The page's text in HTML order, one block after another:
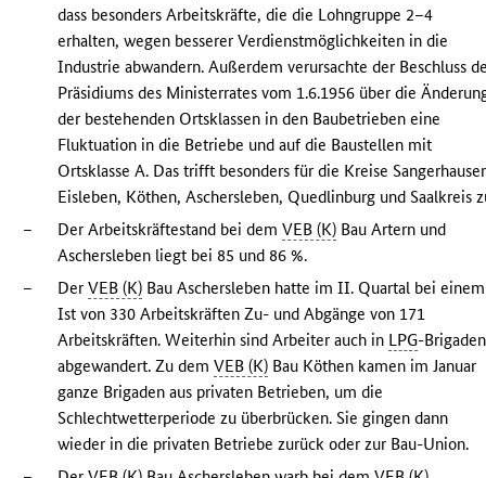
dass besonders Arbeitskräfte, die die Lohngruppe 2–4
erhalten, wegen besserer Verdienstmöglichkeiten in die
Industrie abwandern. Außerdem verursachte der Beschluss
Präsidiums des Ministerrates vom 1.6.1956 über die
der bestehenden Ortsklassen in den Baubetrieben eine
Fluktuation in die Betriebe und auf die Baustellen mit
Ortsklasse A. Das trifft besonders für die Kreise
Eisleben, Köthen, Aschersleben, Quedlinburg und Saalkreis
–
Der Arbeitskräftestand bei demVEB (K) Bau Artern und
Aschersleben liegt bei 85 und 86 %.
–
DerVEB (K) Bau Aschersleben hatte im II. Quartal bei einem
Ist von 330 Arbeitskräften Zu- und Abgänge von 171
Arbeitskräften. Weiterhin sind Arbeiter auch in LPG-Brigaden
abgewandert. Zu demVEB (K) Bau Köthen kamen im Januar
ganze Brigaden aus privaten Betrieben, um die
Schlechtwetterperiode zu überbrücken. Sie gingen dann
wieder in die privaten Betriebe zurück oder zur Bau-Union.